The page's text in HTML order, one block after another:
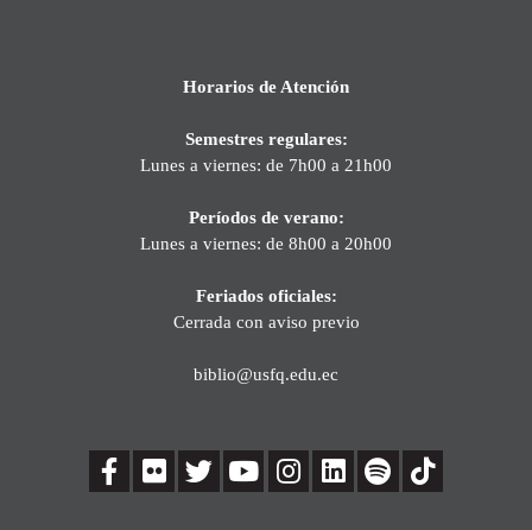
Horarios de Atención
Semestres regulares:
Lunes a viernes: de 7h00 a 21h00
Períodos de verano:
Lunes a viernes: de 8h00 a 20h00
Feriados oficiales:
Cerrada con aviso previo
biblio@usfq.edu.ec